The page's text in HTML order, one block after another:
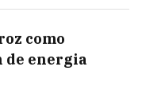
como
de energia